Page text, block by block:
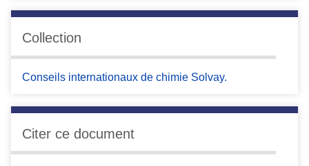
Collection
Conseils internationaux de chimie Solvay.
Citer ce document